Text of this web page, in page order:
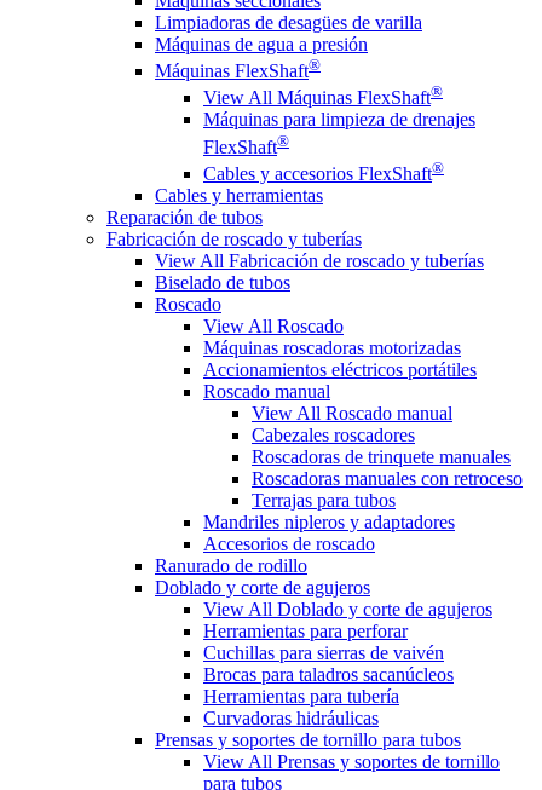
Limpiadoras de desagües de varilla
Máquinas de agua a presión
Máquinas FlexShaft®
View All Máquinas FlexShaft®
Máquinas para limpieza de drenajes
FlexShaft®
Cables y accesorios FlexShaft®
Cables y herramientas
Reparación de tubos
Fabricación de roscado y tuberías
View All Fabricación de roscado y tuberías
Biselado de tubos
Roscado
View All Roscado
Máquinas roscadoras motorizadas
Accionamientos eléctricos portátiles
Roscado manual
View All Roscado manual
Cabezales roscadores
Roscadoras de trinquete manuales
Roscadoras manuales con retroceso
Terrajas para tubos
Mandriles nipleros y adaptadores
Accesorios de roscado
Ranurado de rodillo
Doblado y corte de agujeros
View All Doblado y corte de agujeros
Herramientas para perforar
Cuchillas para sierras de vaivén
Brocas para taladros sacanúcleos
Herramientas para tubería
Curvadoras hidráulicas
Prensas y soportes de tornillo para tubos
View All Prensas y soportes de tornillo
para tubos